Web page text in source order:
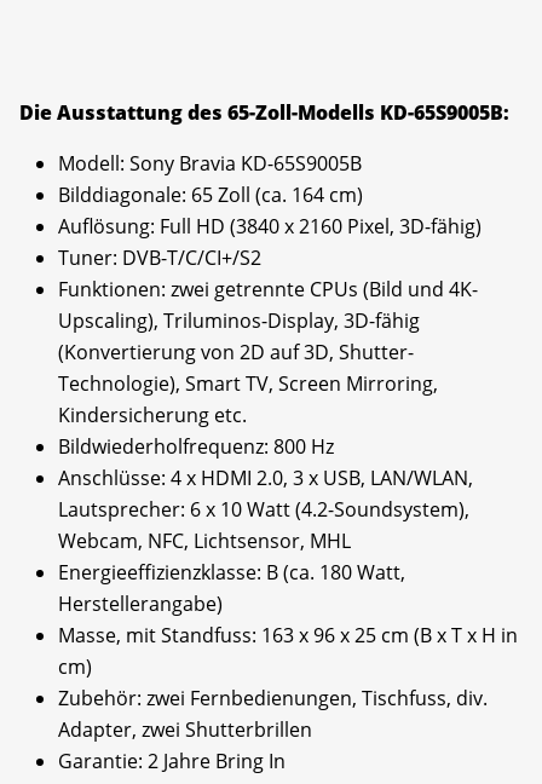
Die Ausstattung des 65-Zoll-Modells KD-65S9005B:
Modell: Sony Bravia KD-65S9005B
Bilddiagonale: 65 Zoll (ca. 164 cm)
Auflösung: Full HD (3840 x 2160 Pixel, 3D-fähig)
Tuner: DVB-T/C/CI+/S2
Funktionen: zwei getrennte CPUs (Bild und 4K-
Upscaling), Triluminos-Display, 3D-fähig
(Konvertierung von 2D auf 3D, Shutter-
Technologie), Smart TV, Screen Mirroring,
Kindersicherung etc.
Bildwiederholfrequenz: 800 Hz
Anschlüsse: 4 x HDMI 2.0, 3 x USB, LAN/WLAN,
Lautsprecher: 6 x 10 Watt (4.2-Soundsystem),
Webcam, NFC, Lichtsensor, MHL
Energieeffizienzklasse: B (ca. 180 Watt,
Herstellerangabe)
Masse, mit Standfuss: 163 x 96 x 25 cm (B x T x H in
cm)
Zubehör: zwei Fernbedienungen, Tischfuss, div.
Adapter, zwei Shutterbrillen
Garantie: 2 Jahre Bring In